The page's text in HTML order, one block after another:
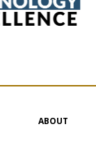
ABOUT